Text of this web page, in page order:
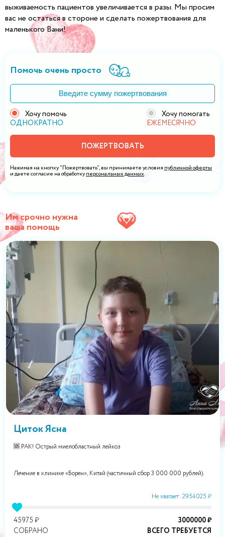
выживаемость пациентов увеличивается в разы. Мы просим
вас не остаться в стороне и сделать пожертвования для
маленького Вани!
Помочь очень просто
Хочу помочь
ОДНОКРАТНО
Хочу помогать
ЕЖЕМЕСЯЧНО
ПОЖЕРТВОВАТЬ
Нажимая на кнопку "Пожертвовать", вы принимаете условия публичной оферты
и даете согласие на обработкуперсональных данных.
Им срочно нужна
ваша помощь
Циток Ясна
🆘 РАК! Острый миелобластный лейкоз
Лечение в клинике «Борен», Китай (частичный сбор 3 000 000 рублей).
Не хватает: 2954025 ₽
45975 ₽
СОБРАНО
3000000 ₽
ВСЕГО ТРЕБУЕТСЯ